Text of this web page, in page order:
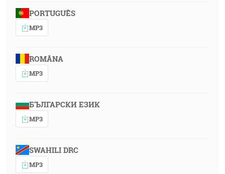
PORTUGUÊS
MP3
ROMÂNA
MP3
БЪЛГАРСКИ ЕЗИК
MP3
SWAHILI DRC
MP3